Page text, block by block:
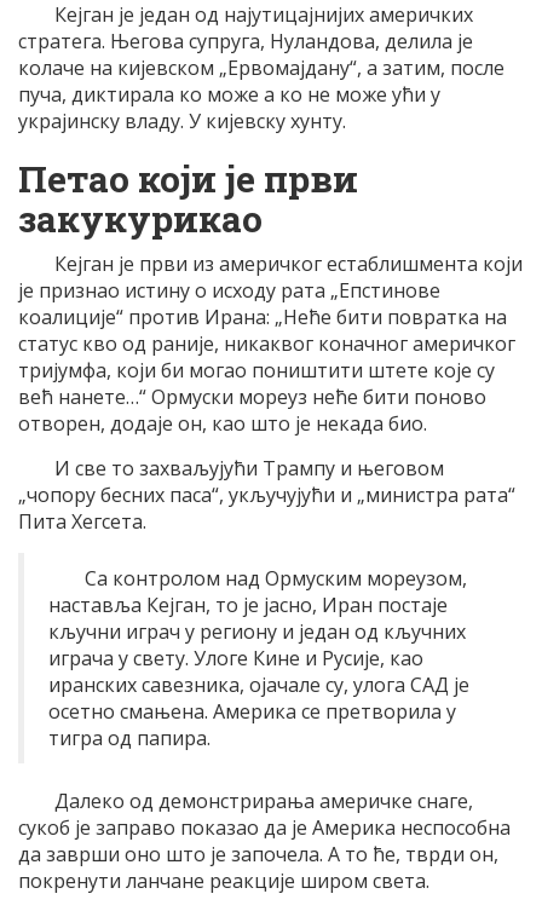
Кејган је један од најутицајнијих америчких
стратега. Његова супруга, Нуландова, делила је
колаче на кијевском „Ервомајдану“, а затим, после
пуча, диктирала ко може а ко не може ући у
украјинску владу. У кијевску хунту.
Петао који је први
закукурикао
Кејган је први из америчког естаблишмента који
је признао истину о исходу рата „Епстинове
коалиције“ против Ирана: „Неће бити повратка на
статус кво од раније, никаквог коначног америчког
тријумфа, који би могао поништити штете које су
већ нанете…“ Ормуски мореуз неће бити поново
отворен, додаје он, као што је некада био.
И све то захваљујући Трампу и његовом
„чопору бесних паса“, укључујући и „министра рата“
Пита Хегсета.
Са контролом над Ормуским мореузом,
наставља Кејган, то је јасно, Иран постаје
кључни играч у региону и један од кључних
играча у свету. Улоге Кине и Русије, као
иранских савезника, ојачале су, улога САД је
осетно смањена. Америка се претворила у
тигра од папира.
Далеко од демонстрирања америчке снаге,
сукоб је заправо показао да је Америка неспособна
да заврши оно што је започела. А то ће, тврди он,
покренути ланчане реакције широм света.